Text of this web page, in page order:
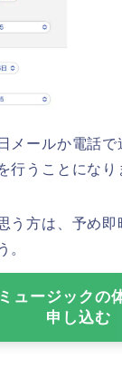
メールか電話
行うことになり
う方は、予め
。
ュージックの
申し込む